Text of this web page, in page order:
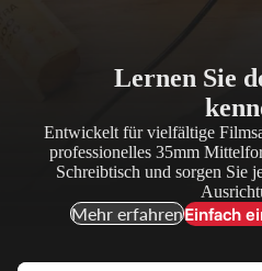
Lernen Sie
Entwickelt für vielfältige
professionelles 35mm
Schreibtisch und sorgen Sie
Mehr erfahrenEinfach